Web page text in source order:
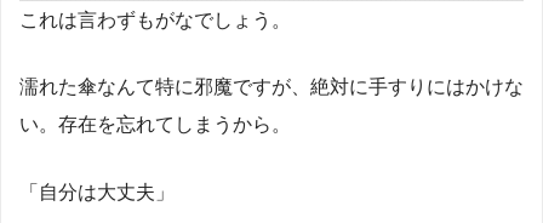
これは言わずもがなでしょう。
濡れた傘なんて特に邪魔ですが、絶対に手すりにはかけな
い。存在を忘れてしまうから。
「自分は大丈夫」